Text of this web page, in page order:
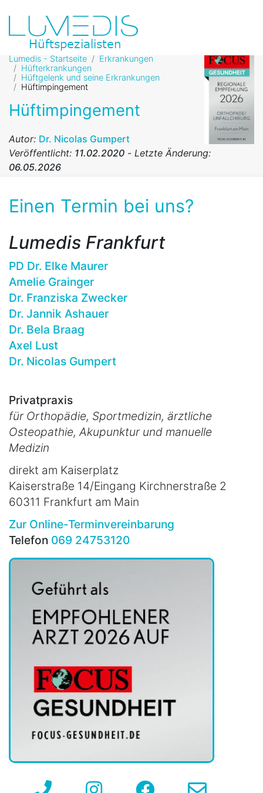
Lumedis - Startseite
Erkrankungen
Hüfterkrankungen
Hüftgelenk und seine Erkrankungen
Hüftimpingement
Hüftimpingement
Autor: Dr. Nicolas Gumpert
Veröffentlicht: 11.02.2020 - Letzte Änderung:
06.05.2026
Einen Termin bei uns?
Lumedis Frankfurt
PD Dr. Elke Maurer
Amelie Grainger
Dr. Franziska Zwecker
Dr. Jannik Ashauer
Dr. Bela Braag
Axel Lust
Dr. Nicolas Gumpert
Privatpraxis
für Orthopädie, Sportmedizin, ärztliche
Osteopathie, Akupunktur und manuelle
Medizin
direkt am Kaiserplatz
Kaiserstraße 14/Eingang Kirchnerstraße 2
60311 Frankfurt am Main
Zur Online-Terminvereinbarung
Telefon 069 24753120